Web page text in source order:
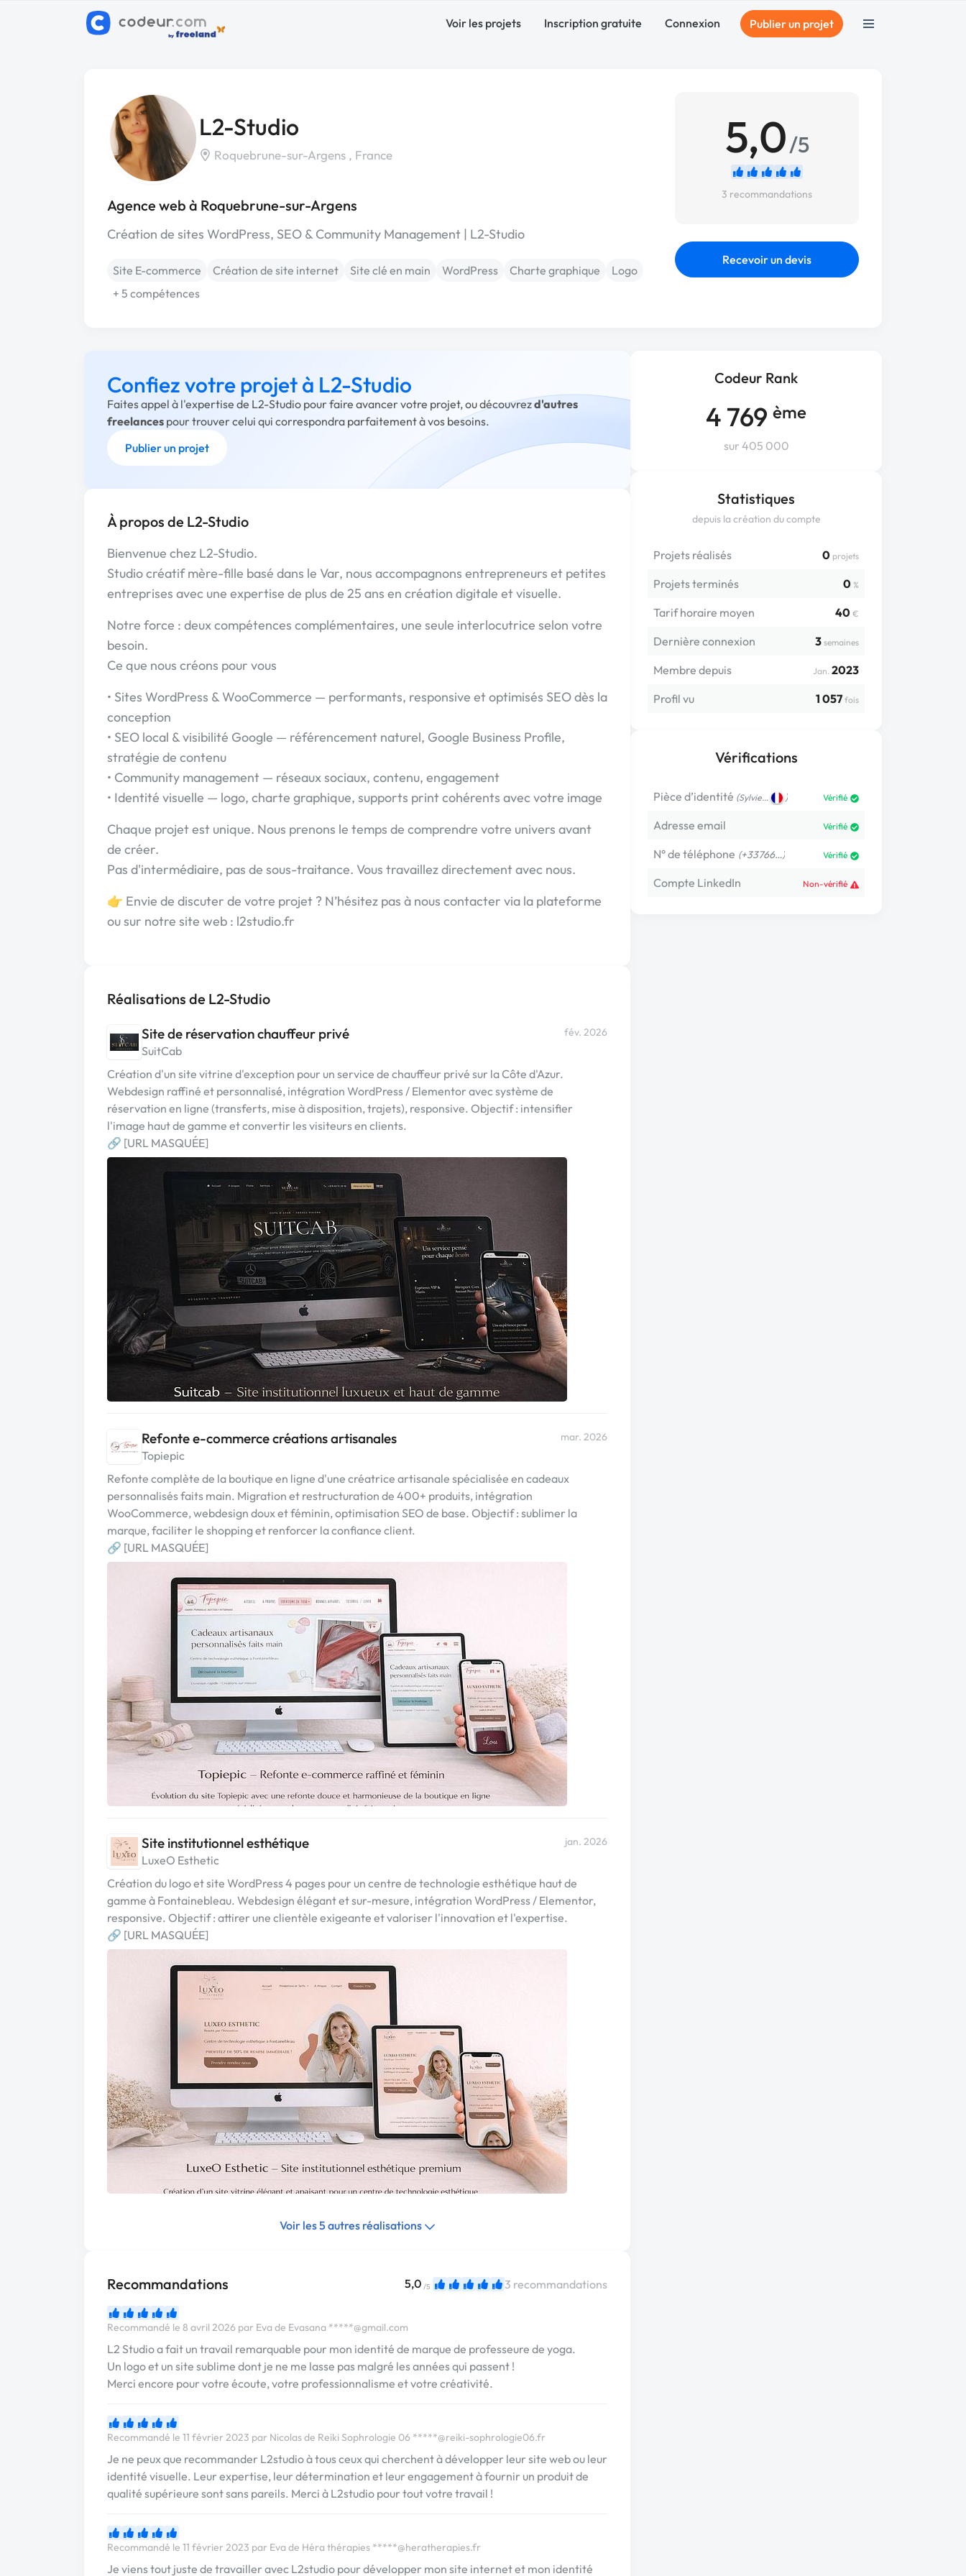
Voir les projets Inscription gratuite Connexion Publier un projet
L2-Studio
Roquebrune-sur-Argens , France
Agence web à Roquebrune-sur-Argens
Création de sites WordPress, SEO & Community Management | L2-Studio
Site E-commerce Création de site internet Site clé en main WordPress Charte graphique
Logo
+ 5 compétences
5,0/5
3 recommandations
Recevoir un devis
Codeur Rank
4 769 ème
sur 405 000
Statistiques
depuis la création du compte
Projets réalisés 0 projets
Projets terminés 0 %
Tarif horaire moyen 40 €
Dernière connexion 3 semaines
Membre depuis Jan. 2023
Profil vu
1 057 fois
Vérifications
Pièce d’identité (Sylvie… ) Vérifié
Adresse email Vérifié
N° de téléphone (+33766…) Vérifié
Compte LinkedIn Non-vérifié
Confiez votre projet à L2-Studio
Faites appel à l'expertise de L2-Studio pour faire avancer votre projet, ou découvrezd'autres
freelances pour trouver celui qui correspondra parfaitement à vos besoins.
Publier un projet
À propos de L2-Studio
Bienvenue chez L2-Studio.
Studio créatif mère-fille basé dans le Var, nous accompagnons entrepreneurs et petites
entreprises avec une expertise de plus de 25 ans en création digitale et visuelle.
Notre force : deux compétences complémentaires, une seule interlocutrice selon votre
besoin.
Ce que nous créons pour vous
• Sites WordPress & WooCommerce — performants, responsive et optimisés SEO dès la
conception
• SEO local & visibilité Google — référencement naturel, Google Business Profile,
stratégie de contenu
• Community management — réseaux sociaux, contenu, engagement
• Identité visuelle — logo, charte graphique, supports print cohérents avec votre image
Chaque projet est unique. Nous prenons le temps de comprendre votre univers avant
de créer.
Pas d'intermédiaire, pas de sous-traitance. Vous travaillez directement avec nous.
👉 Envie de discuter de votre projet ? N’hésitez pas à nous contacter via la plateforme
ou sur notre site web : l2studio.fr
Réalisations de L2-Studio
Site de réservation chauffeur privé
SuitCab
fév. 2026
Création d'un site vitrine d'exception pour un service de chauffeur privé sur la Côte d'Azur.
Webdesign raffiné et personnalisé, intégration WordPress / Elementor avec système de
réservation en ligne (transferts, mise à disposition, trajets), responsive. Objectif : intensifier
l'image haut de gamme et convertir les visiteurs en clients.
🔗 [URL MASQUÉE]
Refonte e-commerce créations artisanales
Topiepic
mar. 2026
Refonte complète de la boutique en ligne d'une créatrice artisanale spécialisée en cadeaux
personnalisés faits main. Migration et restructuration de 400+ produits, intégration
WooCommerce, webdesign doux et féminin, optimisation SEO de base. Objectif : sublimer la
marque, faciliter le shopping et renforcer la confiance client.
🔗 [URL MASQUÉE]
Site institutionnel esthétique
LuxeO Esthetic
jan. 2026
Création du logo et site WordPress 4 pages pour un centre de technologie esthétique haut de
gamme à Fontainebleau. Webdesign élégant et sur-mesure, intégration WordPress / Elementor,
responsive. Objectif : attirer une clientèle exigeante et valoriser l'innovation et l'expertise.
🔗 [URL MASQUÉE]
Voir les 5 autres réalisations
Recommandations 5,0 /5 3 recommandations
Recommandé le 8 avril 2026 par Eva de Evasana *****@gmail.com
L2 Studio a fait un travail remarquable pour mon identité de marque de professeure de yoga.
Un logo et un site sublime dont je ne me lasse pas malgré les années qui passent !
Merci encore pour votre écoute, votre professionnalisme et votre créativité.
Recommandé le 11 février 2023 par Nicolas de Reiki Sophrologie 06 *****@reiki-sophrologie06.fr
Je ne peux que recommander L2studio à tous ceux qui cherchent à développer leur site web ou leur
identité visuelle. Leur expertise, leur détermination et leur engagement à fournir un produit de
qualité supérieure sont sans pareils. Merci à L2studio pour tout votre travail !
Recommandé le 11 février 2023 par Eva de Héra thérapies *****@heratherapies.fr
Je viens tout juste de travailler avec L2studio pour développer mon site internet et mon identité